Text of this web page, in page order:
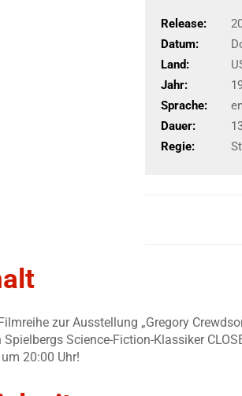
Release:
Datum:
Land:
Jahr:
Sprache:
Dauer:
Regie:
zur Ausstellung „Gregory
Spielbergs Science-Fiction-Klassiker
20:00 Uhr!